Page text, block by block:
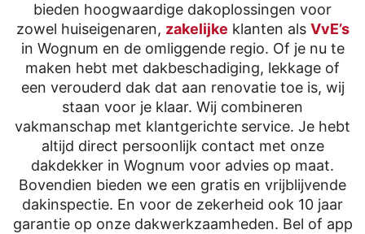
bieden hoogwaardige dakoplossingen voor
zowel huiseigenaren, zakelijke klanten als VvE’s
in Wognum en de omliggende regio. Of je nu te
maken hebt met dakbeschadiging, lekkage of
een verouderd dak dat aan renovatie toe is, wij
staan voor je klaar. Wij combineren
vakmanschap met klantgerichte service. Je hebt
altijd direct persoonlijk contact met onze
dakdekker in Wognum voor advies op maat.
Bovendien bieden we een gratis en vrijblijvende
dakinspectie. En voor de zekerheid ook 10 jaar
garantie op onze dakwerkzaamheden. Bel of app